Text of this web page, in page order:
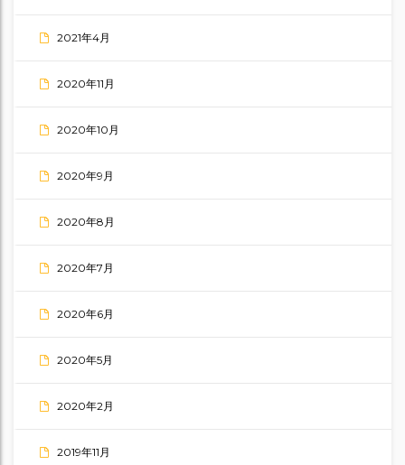
2021年4月
2020年11月
2020年10月
2020年9月
2020年8月
2020年7月
2020年6月
2020年5月
2020年2月
2019年11月